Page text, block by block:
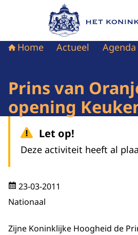
Naar de homepage
Home Actueel Agenda
Prins van
opening
Let op!
Deze activiteit heeft al
23-03-2011
Nationaal
Zijne Koninklijke Hoogheid de